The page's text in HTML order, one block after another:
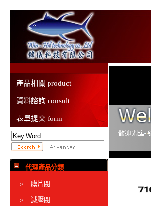
產品相關 product
資料諮詢 consult
表單提交 form
代理產品分類
膜片閥
減壓閥